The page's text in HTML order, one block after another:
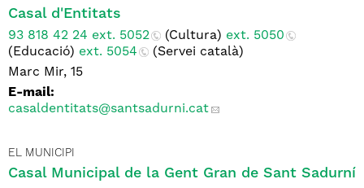
Casal d'Entitats
93 818 42 24 ext. 5052 (Cultura) ext. 5050
(Educació) ext. 5054
(Servei català)
Marc Mir, 15
E-mail:
casaldentitats@santsadurni.cat
EL MUNICIPI
Casal Municipal de la Gent Gran de Sant Sadurní